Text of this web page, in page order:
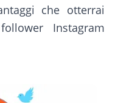
che otterrai
Instagram